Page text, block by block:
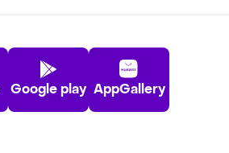
Google play AppGallery